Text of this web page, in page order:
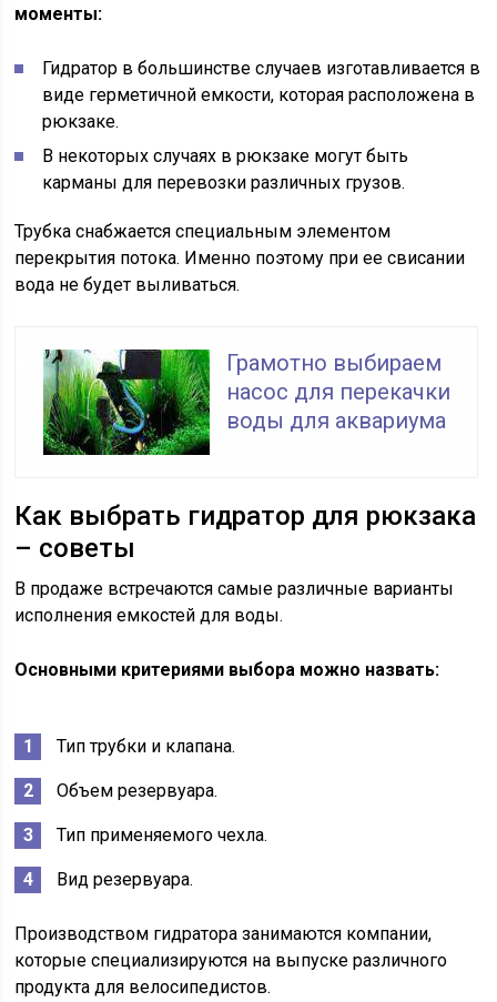
моменты:
Гидратор в большинстве случаев изготавливается в
виде герметичной емкости, которая расположена в
рюкзаке.
В некоторых случаях в рюкзаке могут быть
карманы для перевозки различных грузов.
Трубка снабжается специальным элементом
перекрытия потока. Именно поэтому при ее свисании
вода не будет выливаться.
Грамотно выбираем
насос для перекачки
воды для аквариума
Как выбрать гидратор для рюкзака
– советы
В продаже встречаются самые различные варианты
исполнения емкостей для воды.
Основными критериями выбора можно назвать:
Тип трубки и клапана.
Объем резервуара.
Тип применяемого чехла.
Вид резервуара.
Производством гидратора занимаются компании,
которые специализируются на выпуске различного
продукта для велосипедистов.